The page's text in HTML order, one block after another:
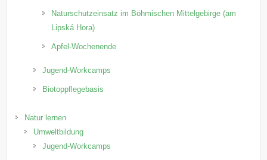
Naturschutzeinsatz im Böhmischen Mittelgebirge (am
Lipská Hora)
Apfel-Wochenende
Jugend-Workcamps
Biotoppflegebasis
Natur lernen
Umweltbildung
Jugend-Workcamps